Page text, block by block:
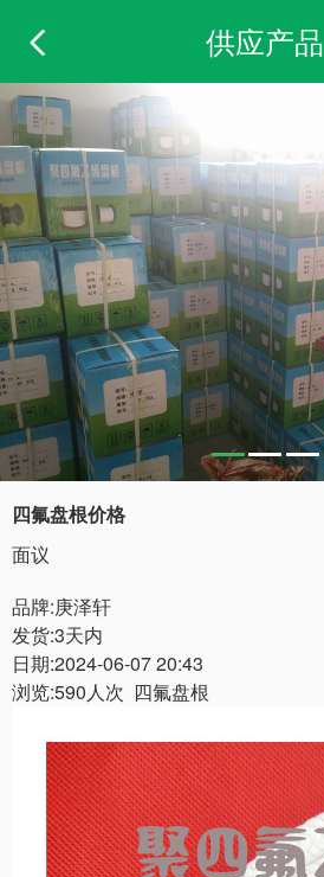
供应产品
四氟盘根价格
面议
品牌:庚泽轩
发货:3天内
日期:2024-06-07 20:43
浏览:590人次 四氟盘根